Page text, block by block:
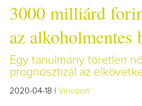
3000 milliárd
az alkoholmentes
Egy tanulmány töretlen
prognosztizál az
2020-04-18 | Vinoport